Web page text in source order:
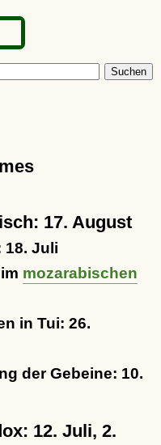
Suchen
17. August
18. Juli
mozarabischen
in Tui: 26.
der Gebeine: 10.
12. Juli, 2.